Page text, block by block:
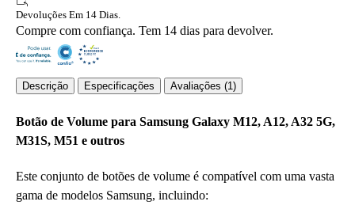
Devoluções Em 14 Dias.
Compre com confiança. Tem 14 dias para devolver.
Descrição Especificações Avaliações (1)
Botão de Volume para Samsung Galaxy M12, A12, A32 5G,
M31S, M51 e outros
Este conjunto de botões de volume é compatível com uma vasta
gama de modelos Samsung, incluindo: